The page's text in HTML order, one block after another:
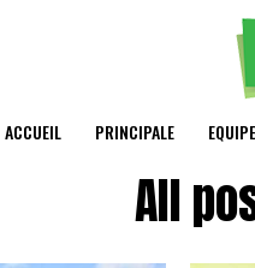
ACCUEIL PRINCIPALE
All